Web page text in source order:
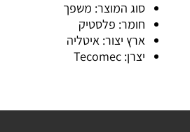
סוג המוצר: משפך
חומר: פלסטיק
ארץ יצור: איטליה
יצרן: Tecomec